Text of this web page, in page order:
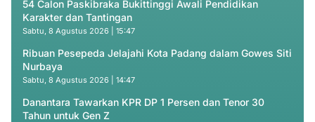
54 Calon Paskibraka Bukittinggi Awali Pendidikan
Karakter dan Tantingan
Sabtu, 8 Agustus 2026 | 15:47
Ribuan Pesepeda Jelajahi Kota Padang dalam Gowes Siti
Nurbaya
Sabtu, 8 Agustus 2026 | 14:47
Danantara Tawarkan KPR DP 1 Persen dan Tenor 30
Tahun untuk Gen Z